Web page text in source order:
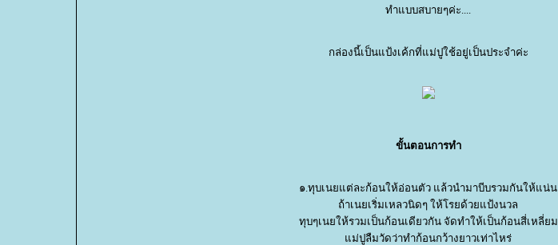
ทำแบบสบายๆค่ะ....
กล่องนี้เป็นแป้งเค้กที่แม่ปูใช้อยู่เป็นประจำค่ะ
ขั้นตอนการทำ
๑.ทุบเนยแต่ละก้อนให้อ่อนตัว แล้วนำมาบีบรวมกันให้แน่น
ถ้าเนยเริ่มเหลวนิดๆ ให้โรยด้วยแป้งนวล
ทุบๆเนยให้รวมเป็นก้อนเดียวกัน จัดทำให้เป็นก้อนสี่เหลี่ยม
ม่ปูลืมวัดว่าทำก้อนกว้างยาวเท่าไหร่